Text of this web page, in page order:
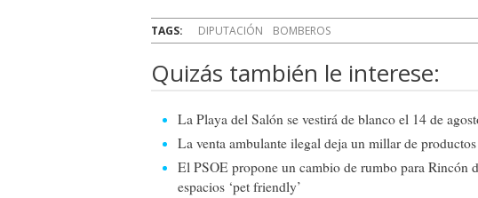
TAGS: DIPUTACIÓN BOMBEROS
Quizás también le interese:
La Playa del Salón se vestirá de blanco el 14 de
La venta ambulante ilegal deja un millar de
El PSOE propone un cambio de rumbo para Rincón
espacios ‘pet friendly’